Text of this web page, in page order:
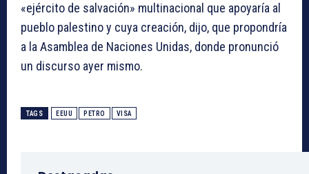
«ejército de salvación» multinacional que apoyaría al
pueblo palestino y cuya creación, dijo, que propondría
a la Asamblea de Naciones Unidas, donde pronunció
un discurso ayer mismo.
TAGS EEUU PETRO VISA